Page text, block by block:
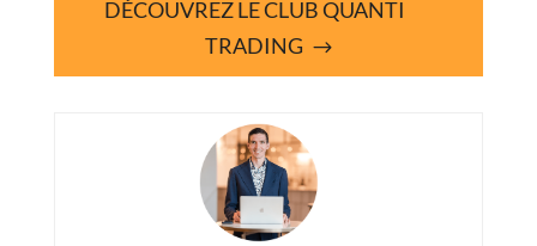
DÉCOUVREZ LE CLUB QUANTI
TRADING